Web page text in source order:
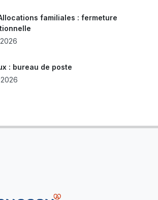
familiales : fermeture
: bureau de poste